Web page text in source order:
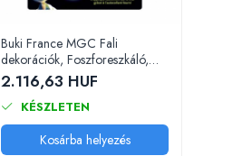
Buki France MGC Fali
dekorációk, Foszforeszkáló,
Hold
2.116,63 HUF
KÉSZLETEN
Kosárba helyezés